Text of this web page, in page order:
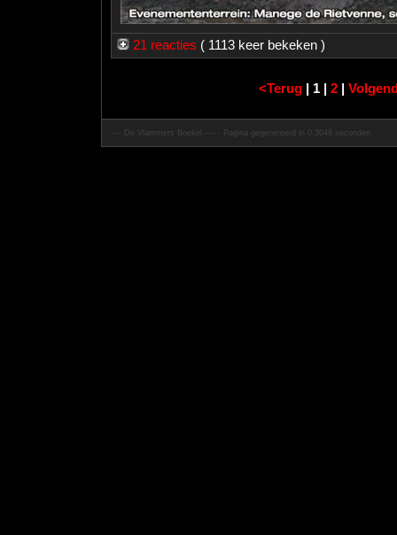
21 reacties ( 1113 keer bekeken )
<Terug | 1 | 2|
---- De Vlammers Boekel ---- - Pagina gegenereerd in 0.3048 seconden